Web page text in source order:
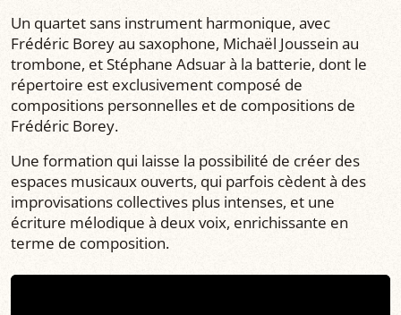
Un quartet sans instrument harmonique, avec
Frédéric Borey au saxophone, Michaël Joussein au
trombone, et Stéphane Adsuar à la batterie, dont le
répertoire est exclusivement composé de
compositions personnelles et de compositions de
Frédéric Borey.
Une formation qui laisse la possibilité de créer des
espaces musicaux ouverts, qui parfois cèdent à des
improvisations collectives plus intenses, et une
écriture mélodique à deux voix, enrichissante en
terme de composition.